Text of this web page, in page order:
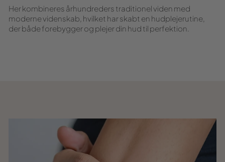
Her kombineres århundreders traditionel viden med
moderne videnskab, hvilket har skabt en hudplejerutine,
der både forebygger og plejer din hud til perfektion.